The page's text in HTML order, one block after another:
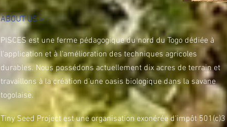
ABOUT US >
PISCES est une ferme pédagogique du nord du Togo dédiée à
l'application et à l'amélioration des techniques agricoles
durables. Nous possédons actuellement dix acres de terrain et
travaillons à la création d'une oasis biologique dans la savane
togolaise.
Tiny Seed Project est une organisation exonérée d'impôt 501(c)3